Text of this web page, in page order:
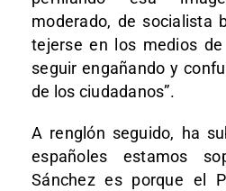
moderado, de socialista
tejerse en los medios
seguir engañando y
de los ciudadanos”.
A renglón seguido, ha
españoles estamos
Sánchez es porque el